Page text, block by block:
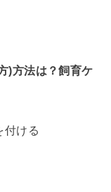
)方法は？飼育ケ
付ける